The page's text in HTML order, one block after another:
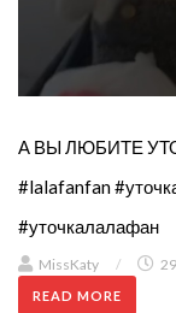
А ВЫ ЛЮБИТЕ
#lalafanfan
#уточкалалафан
MissKaty /
READ MORE